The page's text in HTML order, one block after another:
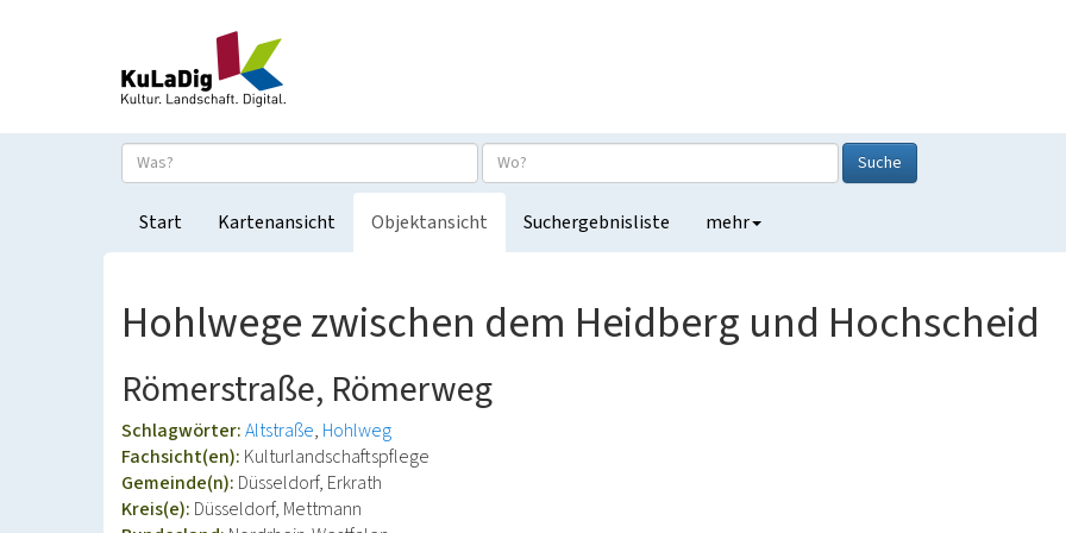
Suche
Start Kartenansicht Objektansicht Suchergebnisliste mehr
Hohlwege zwischen dem Heidberg und Hochscheid
Römerstraße, Römerweg
Schlagwörter:Altstraße Hohlweg
Fachsicht(en): Kulturlandschaftspflege
Gemeinde(n): Düsseldorf, Erkrath
Kreis(e): Düsseldorf, Mettmann